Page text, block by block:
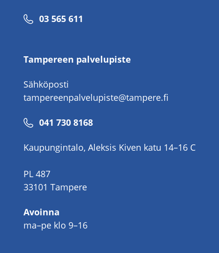
Puhelinnumero
03 565 611
Tampereen palvelupiste
Sähköposti
tampereenpalvelupiste@tampere.fi
Puhelinnumero
041 730 8168
Kaupungintalo, Aleksis Kiven katu 14–16 C
PL 487
33101 Tampere
Avoinna
ma–pe klo 9–16